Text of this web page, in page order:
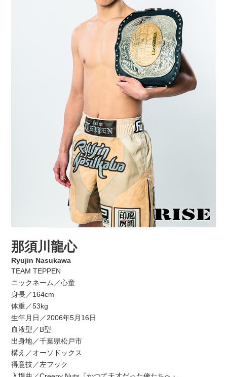
那須川龍心
Ryujin Nasukawa
TEAM TEPPEN
ニックネーム／心童
身長／164cm
体重／53kg
生年月日／2006年5月16日
血液型／B型
出身地／千葉県松戸市
構え／オーソドックス
得意技／左フック